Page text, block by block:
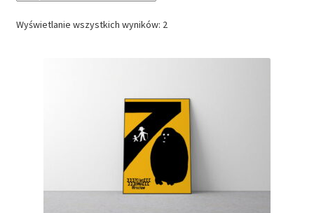
Wyświetlanie wszystkich wyników: 2